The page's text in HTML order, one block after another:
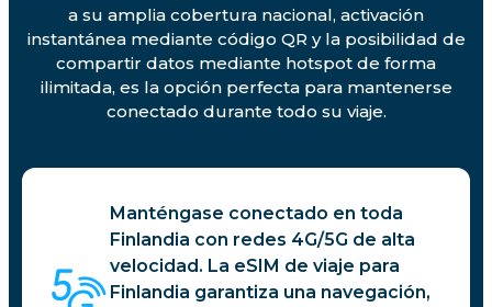
a su amplia cobertura nacional, activación
instantánea mediante código QR y la posibilidad de
compartir datos mediante hotspot de forma
ilimitada, es la opción perfecta para mantenerse
conectado durante todo su viaje.
Manténgase conectado en toda
Finlandia con redes 4G/5G de alta
velocidad. La eSIM de viaje para
Finlandia garantiza una navegación,